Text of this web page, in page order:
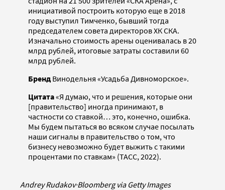
инициативой построить которую еще в 2018
году выступил Тимченко, бывший тогда
председателем совета директоров ХК СКА.
Изначально стоимость арены оценивалась в 20
млрд рублей, итоговые затраты составили 60
млрд рублей.
БрендВинодельня «Усадьба Дивноморское».
Цитата«Я думаю, что и решения, которые они
[правительство] иногда принимают, в
частности со ставкой… это, конечно, ошибка.
Мы будем пытаться во всяком случае посылать
наши сигналы в правительство о том, что
бизнесу невозможно будет выжить с такими
процентами по ставкам» (ТАСС, 2022).
Andrey Rudakov·Bloomberg via Getty Images